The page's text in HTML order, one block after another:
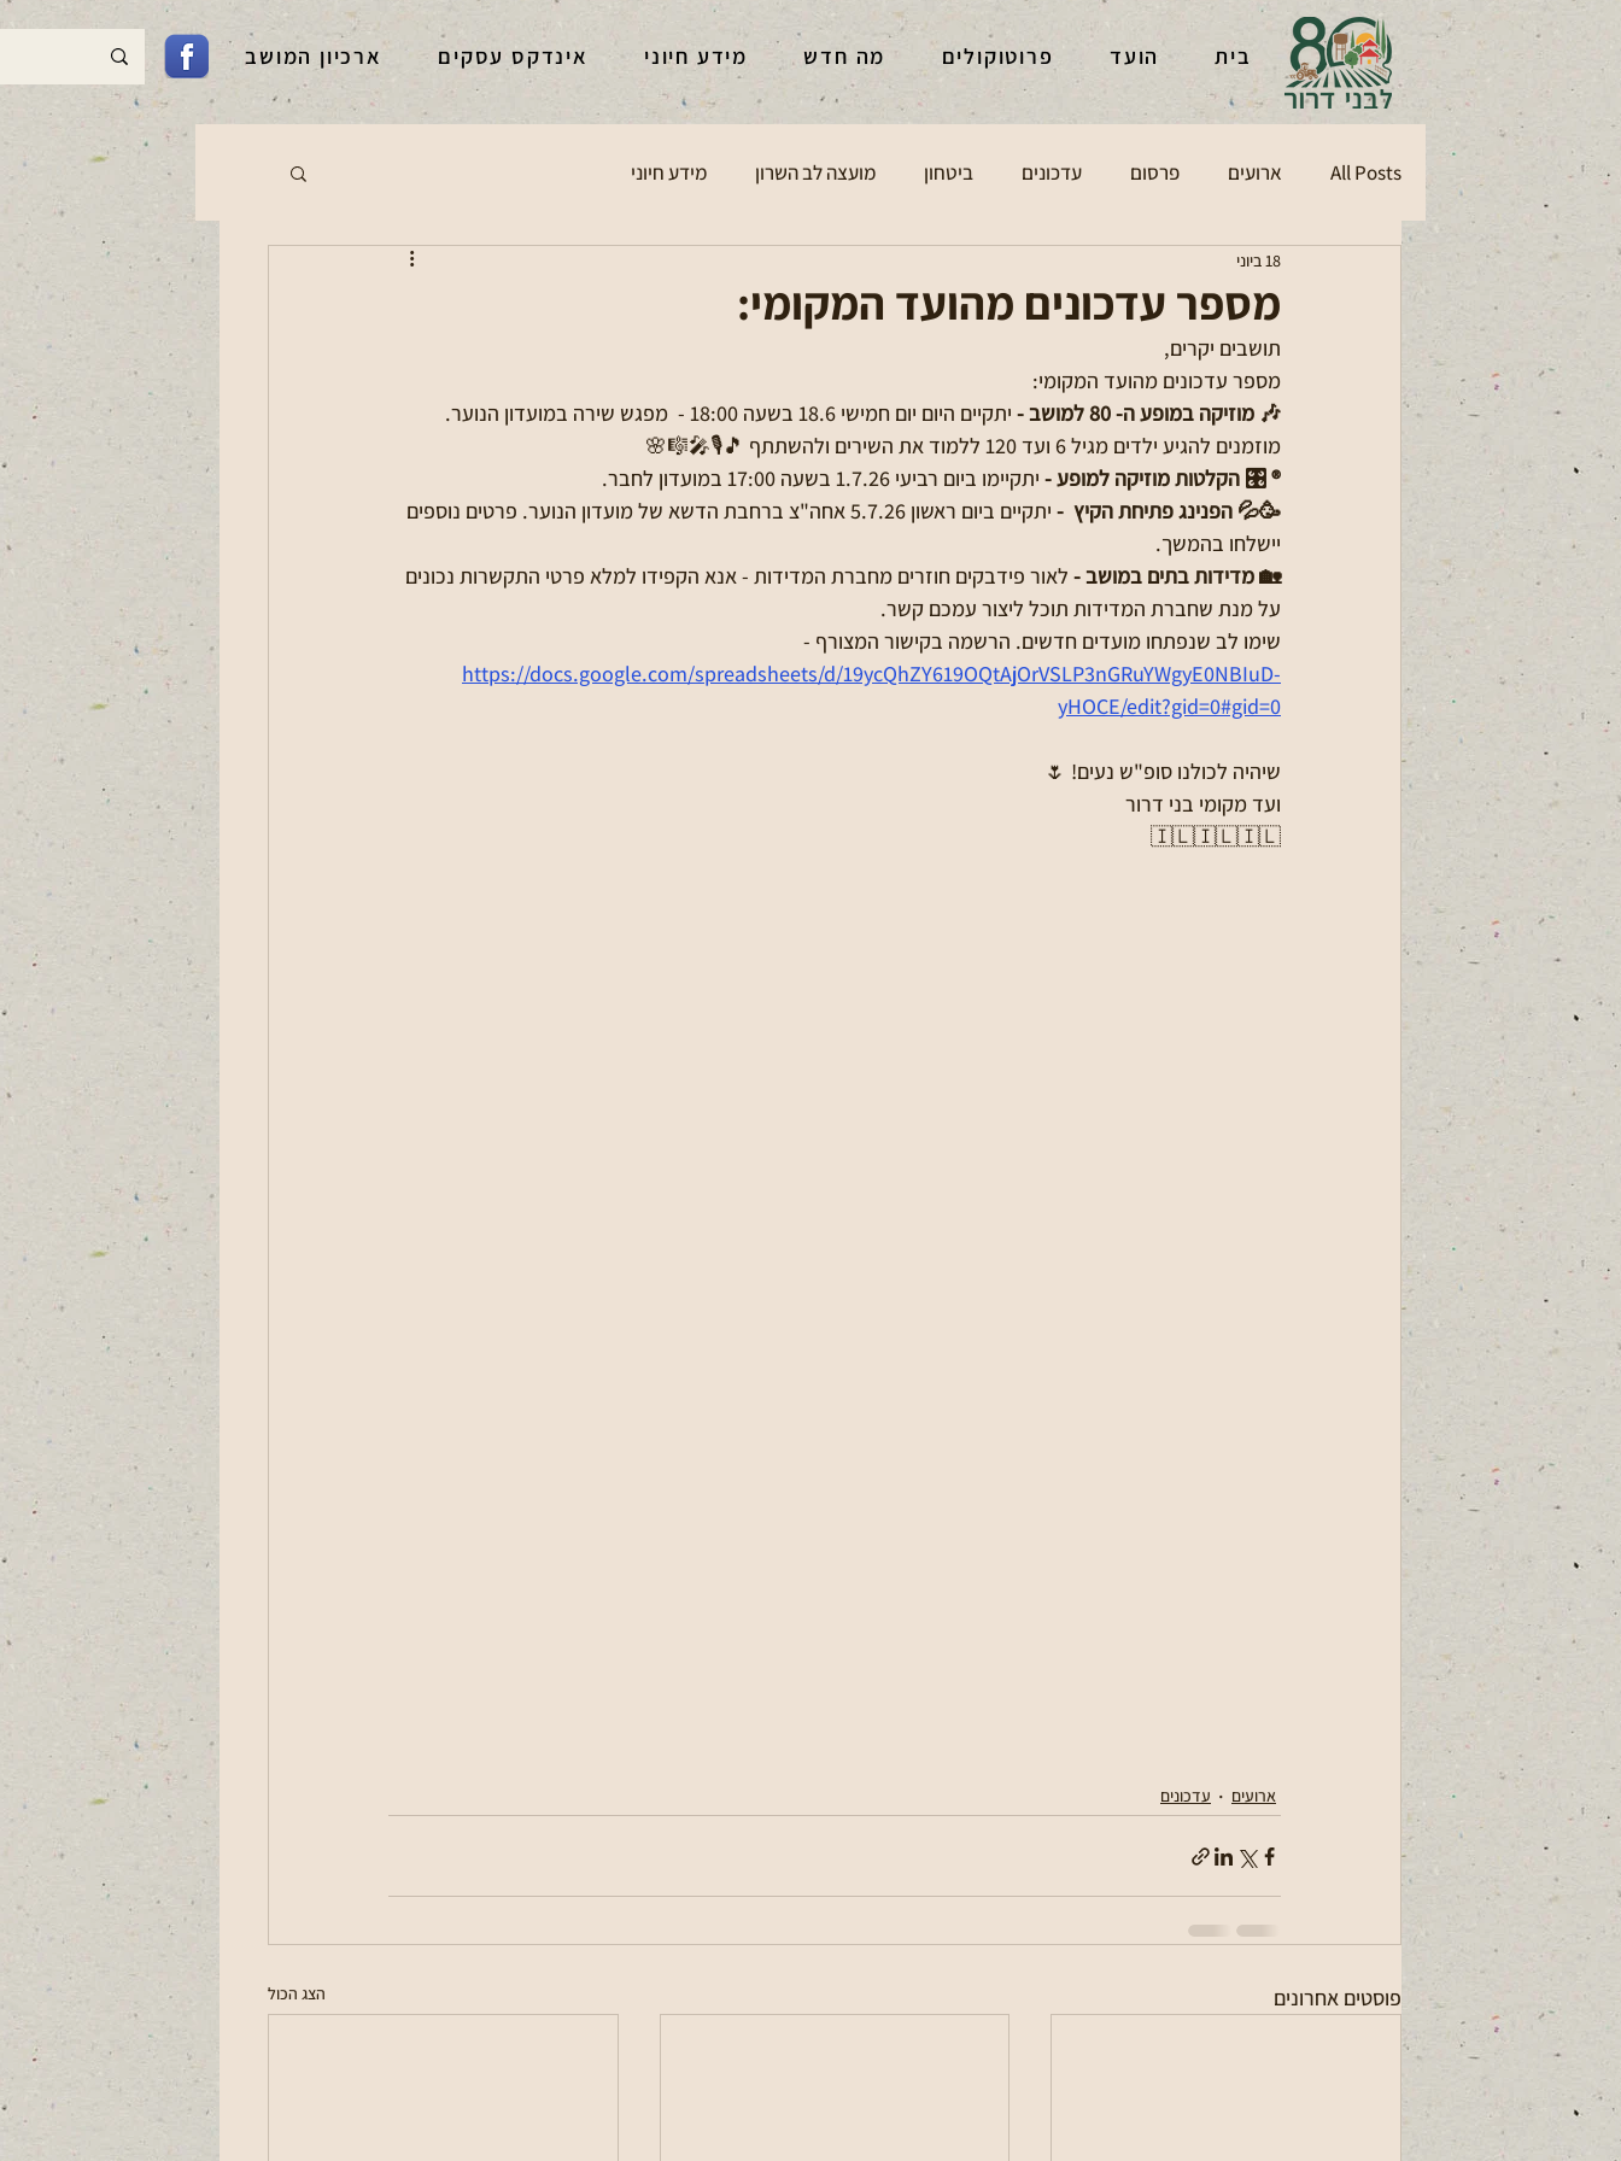
בית הועד פרוטוקולים מה חדש מידע חיוני אינדקס עסקים ארכיון המושב
All Posts ארועים פרסום עדכונים ביטחון מועצה לב השרון מידע חיוני
מספר עדכונים מהועד המקומי:
18 ביוני
תושבים יקרים,
מספר עדכונים מהועד המקומי:
🎶 מוזיקה במופע ה- 80 למושב -
יתקיים היום יום חמישי 18.6 בשעה 18:00 -  מפגש שירה במועדון הנוער.
מוזמנים להגיע ילדים מגיל 6 ועד 120 ללמוד את השירים ולהשתתף 🎵🎙️🎤🎼🌸
®️ 🎛️ הקלטות מוזיקה למופע - יתקיימו ביום רביעי 1.7.26 בשעה 17:00 במועדון לחבר.
🥳💦 הפנינג פתיחת הקיץ  -
יתקיים ביום ראשון 5.7.26 אחה"צ ברחבת הדשא של מועדון הנוער. פרטים נוספים
יישלחו בהמשך.
🏡 מדידות בתים במושב - לאור פידבקים חוזרים מחברת המדידות - אנא הקפידו למלא פרטי התקשרות נכונים
על מנת שחברת המדידות תוכל ליצור עמכם קשר.
שימו לב שנפתחו מועדים חדשים. הרשמה בקישור המצורף -
https://docs.google.com/spreadsheets/d/19ycQhZY619OQtAjOrVSLP3nGRuYWgyE0NBIuD-
yHOCE/edit?gid=0#gid=0
שיהיה לכולנו סופ"ש נעים! 🌷
ועד מקומי בני דרור
🇮🇱🇮🇱🇮🇱
ארועים עדכונים
פוסטים אחרונים הצג הכול